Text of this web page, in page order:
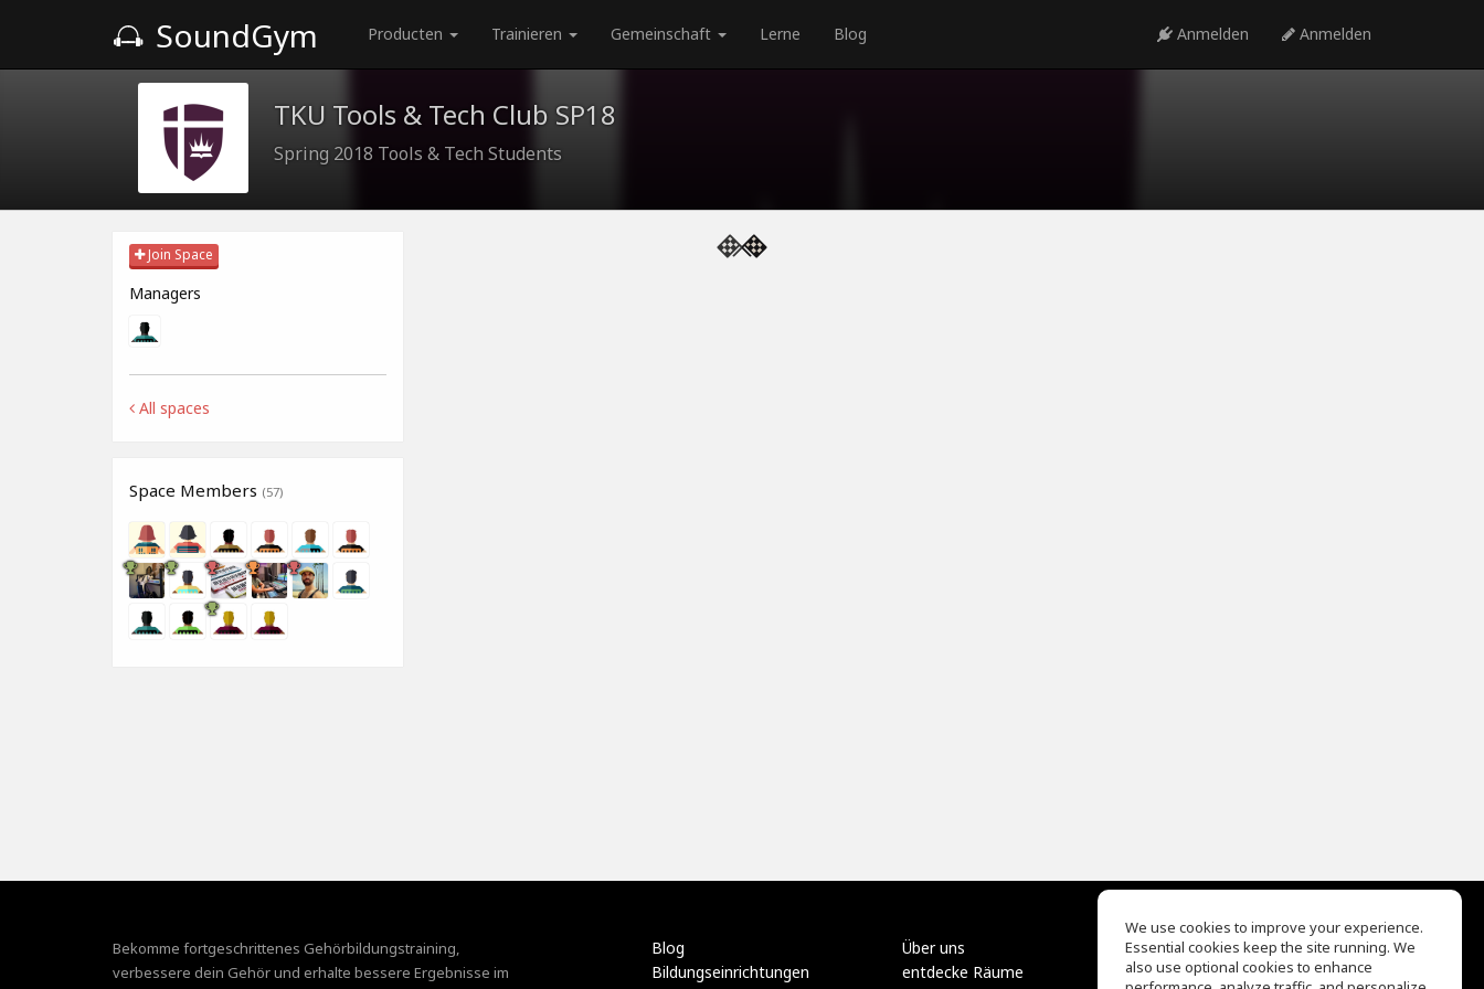
SoundGym Producten Trainieren Gemeinschaft Lerne Blog Anmelden Anmelden
TKU Tools & Tech Club SP18
Spring 2018 Tools & Tech Students
Join Space
Managers
All spaces
Space Members (57)
Bekomme fortgeschrittenes Gehörbildungstraining,
verbessere dein Gehör und erhalte bessere Ergebnisse im
Blog
Bildungseinrichtungen
Über uns
entdecke Räume
EQ Ear Training
Drum Machine
We use cookies to improve your experience.
Essential cookies keep the site running. We
also use optional cookies to enhance